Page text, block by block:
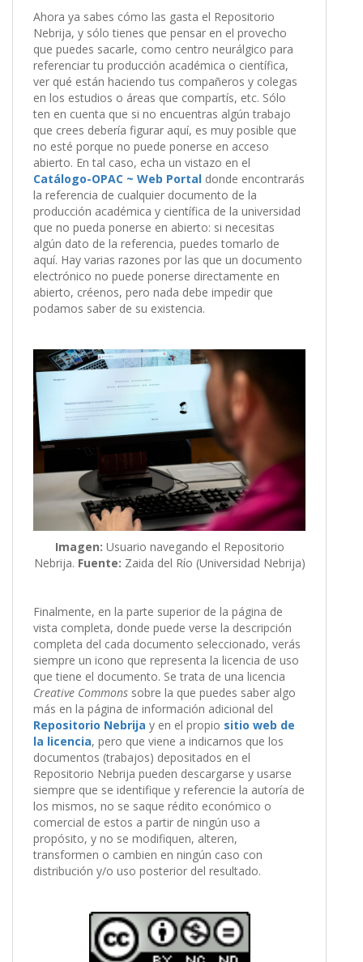
Ahora ya sabes cómo las gasta el Repositorio
Nebrija, y sólo tienes que pensar en el provecho
que puedes sacarle, como centro neurálgico para
referenciar tu producción académica o científica,
ver qué están haciendo tus compañeros y colegas
en los estudios o áreas que compartís, etc. Sólo
ten en cuenta que si no encuentras algún trabajo
que crees debería figurar aquí, es muy posible que
no esté porque no puede ponerse en acceso
abierto. En tal caso, echa un vistazo en el
Catálogo-OPAC ~ Web Portal donde encontrarás
la referencia de cualquier documento de la
producción académica y científica de la universidad
que no pueda ponerse en abierto: si necesitas
algún dato de la referencia, puedes tomarlo de
aquí. Hay varias razones por las que un documento
electrónico no puede ponerse directamente en
abierto, créenos, pero nada debe impedir que
podamos saber de su existencia.
Imagen: Usuario navegando el Repositorio
Nebrija. Fuente: Zaida del Río (Universidad Nebrija)
Finalmente, en la parte superior de la página de
vista completa, donde puede verse la descripción
completa del cada documento seleccionado, verás
siempre un icono que representa la licencia de uso
que tiene el documento. Se trata de una licencia
Creative Commons sobre la que puedes saber algo
más en la página de información adicional del
Repositorio Nebrija y en el propio sitio web de
la licencia, pero que viene a indicarnos que los
documentos (trabajos) depositados en el
Repositorio Nebrija pueden descargarse y usarse
siempre que se identifique y referencie la autoría de
los mismos, no se saque rédito económico o
comercial de estos a partir de ningún uso a
propósito, y no se modifiquen, alteren,
transformen o cambien en ningún caso con
distribución y/o uso posterior del resultado.